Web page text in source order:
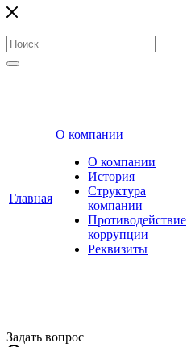
Главная
О компании
О компании
История
Структура
компании
Противодействие
коррупции
Реквизиты
Задать вопрос